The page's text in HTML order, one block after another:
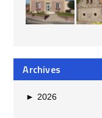
Archives
► 2026